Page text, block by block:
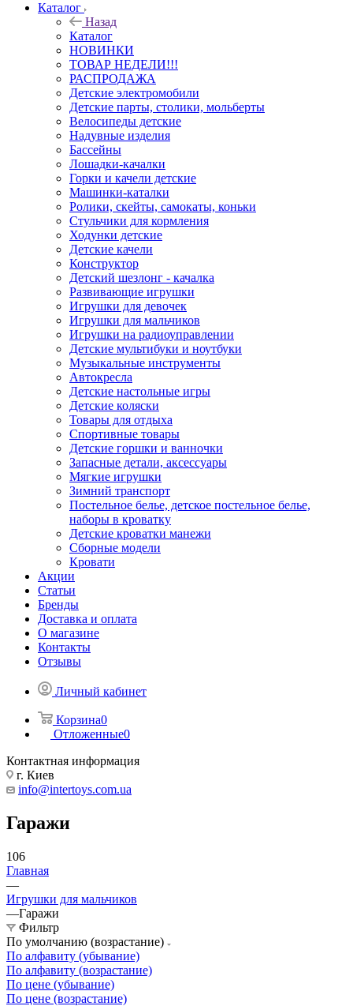
Каталог
Назад
Каталог
НОВИНКИ
ТОВАР НЕДЕЛИ!!!
РАСПРОДАЖА
Детские электромобили
Детские парты, столики, мольберты
Велосипеды детские
Надувные изделия
Бассейны
Лошадки-качалки
Горки и качели детские
Машинки-каталки
Ролики, скейты, самокаты, коньки
Стульчики для кормления
Ходунки детские
Детские качели
Конструктор
Детский шезлонг - качалка
Развивающие игрушки
Игрушки для девочек
Игрушки для мальчиков
Игрушки на радиоуправлении
Детские мультибуки и ноутбуки
Музыкальные инструменты
Автокресла
Детские настольные игры
Детские коляски
Товары для отдыха
Спортивные товары
Детские горшки и ванночки
Запасные детали, аксессуары
Мягкие игрушки
Зимний транспорт
Постельное белье, детское постельное белье,
наборы в кроватку
Детские кроватки манежи
Сборные модели
Кровати
Акции
Статьи
Бренды
Доставка и оплата
О магазине
Контакты
Отзывы
Личный кабинет
Корзина0
Отложенные0
Контактная информация
г. Киев
info@intertoys.com.ua
Гаражи
106
Главная
—
Игрушки для мальчиков
—Гаражи
Фильтр
По умолчанию (возрастание)
По алфавиту (убывание)
По алфавиту (возрастание)
По цене (убывание)
По цене (возрастание)